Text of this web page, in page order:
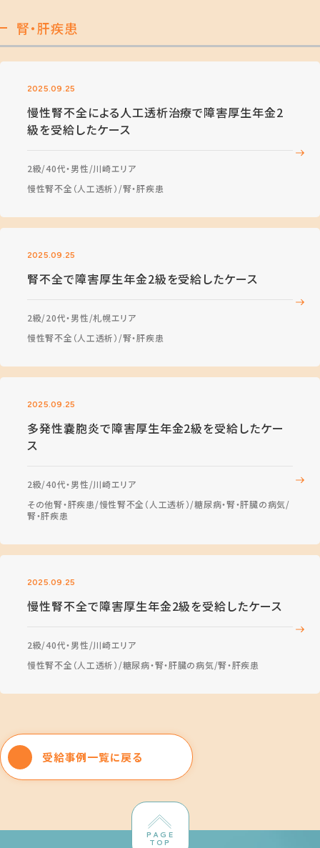
腎・肝疾患
2025.09.25
慢性腎不全による人工透析治療で障害厚生年金2
級を受給したケース
2級 40代・男性 川崎エリア
慢性腎不全（人工透析） 腎・肝疾患
2025.09.25
腎不全で障害厚生年金2級を受給したケース
2級 20代・男性 札幌エリア
慢性腎不全（人工透析） 腎・肝疾患
2025.09.25
多発性嚢胞炎で障害厚生年金2級を受給したケー
ス
2級 40代・男性 川崎エリア
その他腎・肝疾患 慢性腎不全（人工透析） 糖尿病・腎・肝臓の病気
腎・肝疾患
2025.09.25
慢性腎不全で障害厚生年金2級を受給したケース
2級 40代・男性 川崎エリア
慢性腎不全（人工透析） 糖尿病・腎・肝臓の病気 腎・肝疾患
受給事例一覧に戻る
PAGE
TOP